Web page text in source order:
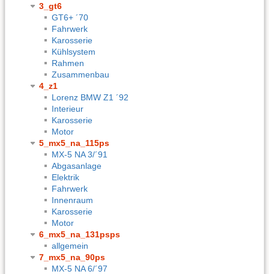
3_gt6
GT6+ ´70
Fahrwerk
Karosserie
Kühlsystem
Rahmen
Zusammenbau
4_z1
Lorenz BMW Z1 ´92
Interieur
Karosserie
Motor
5_mx5_na_115ps
MX-5 NA 3/´91
Abgasanlage
Elektrik
Fahrwerk
Innenraum
Karosserie
Motor
6_mx5_na_131psps
allgemein
7_mx5_na_90ps
MX-5 NA 6/´97